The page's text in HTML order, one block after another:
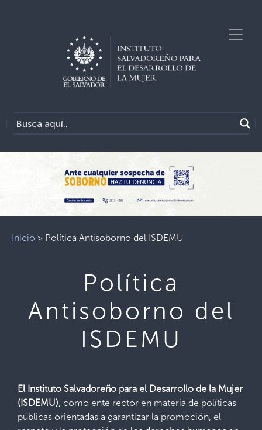
Inicio > Política Antisoborno del ISDEMU
Política
Antisoborno del
ISDEMU
El Instituto Salvadoreño para el Desarrollo de la Mujer
(ISDEMU), como ente rector en materia de políticas
públicas orientadas a garantizar la promoción, el